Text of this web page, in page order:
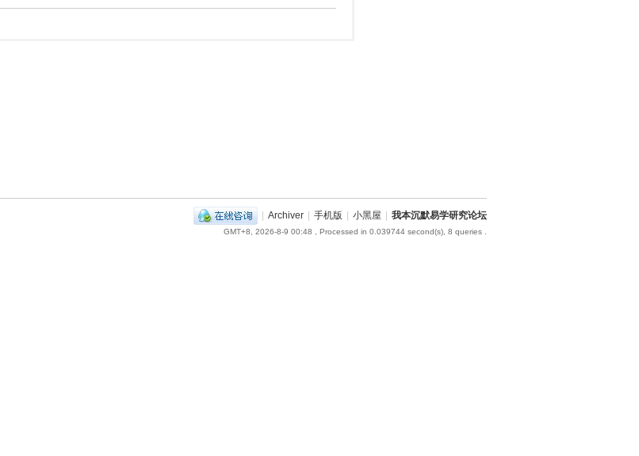
| Archiver | 手机版 | 小黑屋 | 我本沉默易学研究论坛
GMT+8, 2026-8-9 00:48 , Processed in 0.039744 second(s), 8 queries .